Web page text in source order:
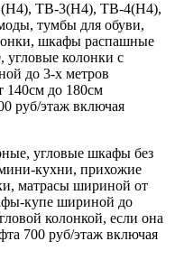
ТВ-3(Н4), ТВ-4(Н4),
тумбы для обуви,
шкафы распашные
колонки с
до 3-х метров
140см до 180см
руб/этаж включая
угловые шкафы без
кухни, прихожие
матрасы шириной от
купе шириной до
колонкой, если она
700 руб/этаж включая